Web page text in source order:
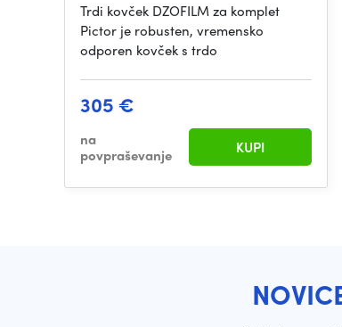
Trdi kovček DZOFILM za komplet
Pictor je robusten, vremensko
odporen kovček s trdo
305 €
na
povpraševanje
KUPI